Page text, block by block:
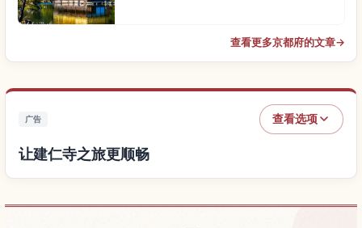
查看更多京都府的文章→
广告 查看选项
让建仁寺之旅更顺畅